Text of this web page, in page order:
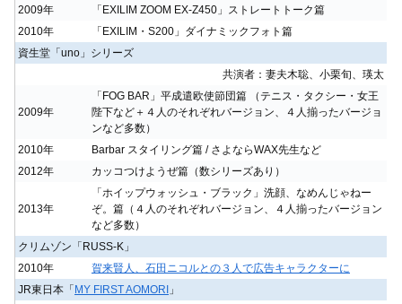
2009年
「EXILIM ZOOM EX-Z450」ストレートトーク篇
2010年
「EXILIM・S200」ダイナミックフォト篇
資生堂「uno」シリーズ
共演者：妻夫木聡、小栗旬、瑛太
2009年
「FOG BAR」平成遣欧使節団篇 （テニス・タクシー・女王
陛下など＋４人のそれぞれバージョン、４人揃ったバージョ
ンなど多数）
2010年
Barbar スタイリング篇 / さよならWAX先生など
2012年
カッコつけようぜ篇（数シリーズあり）
2013年
「ホイップウォッシュ・ブラック」洗顔、なめんじゃねー
ぞ。篇（４人のそれぞれバージョン、４人揃ったバージョン
など多数）
クリムゾン「RUSS-K」
2010年
賀来賢人、石田ニコルとの３人で広告キャラクターに
JR東日本「 MY FIRST AOMORI 」